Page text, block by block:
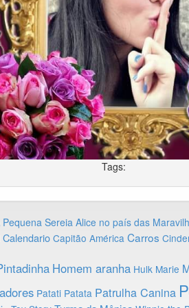
Tags:
Pequena Sereia Alice no país das
Calendario Capitão América Carros
Homem aranha Hulk Marie
Patati Patata Patrulha Canina